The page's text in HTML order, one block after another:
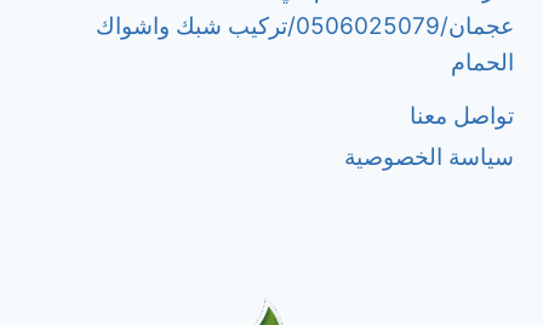
عجمان/0506025079/تركيب شبك واشواك
الحمام
تواصل معنا
سياسة الخصوصية